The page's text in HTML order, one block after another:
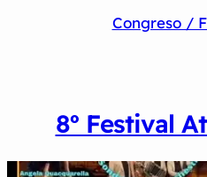
Congreso /
8º Festival